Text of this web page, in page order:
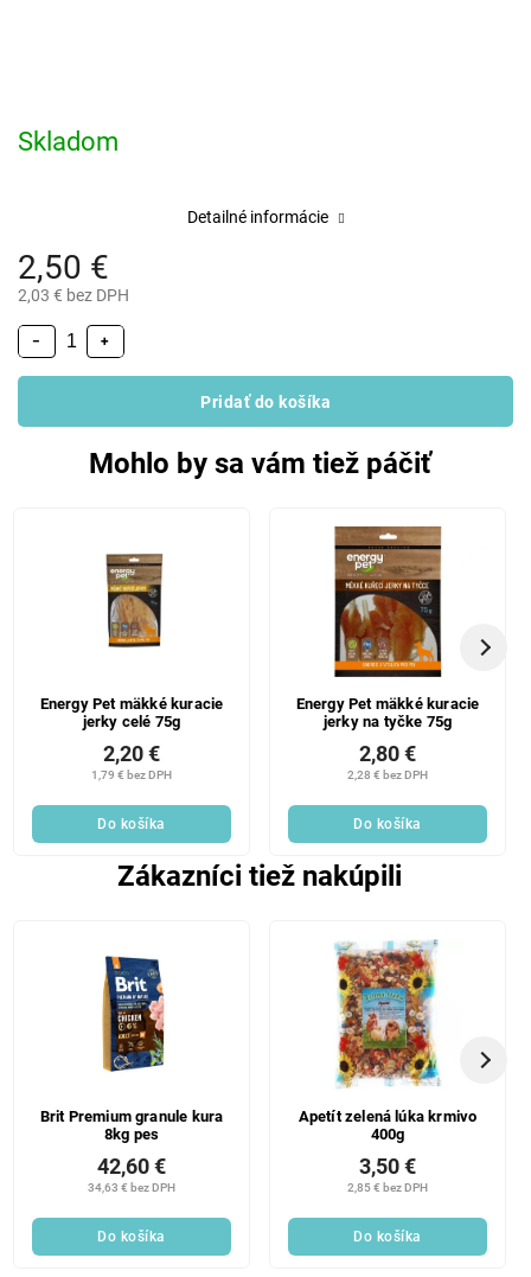
2,50 €
2,03 € bez DPH
Skladom
+
−
Pridať do košíka
Detailné informácie
Mohlo by sa vám tiež páčiť
Energy Pet mäkké kuracie
jerky celé 75g
1,79 € bez DPH
2,20 €
Do košíka
Energy Pet mäkké kuracie
jerky na tyčke 75g
2,28 € bez DPH
2,80 €
Do košíka
Zákazníci tiež nakúpili
Brit Premium granule kura
8kg pes
34,63 € bez DPH
42,60 €
Do košíka
Apetít zelená lúka krmivo
400g
2,85 € bez DPH
3,50 €
Do košíka